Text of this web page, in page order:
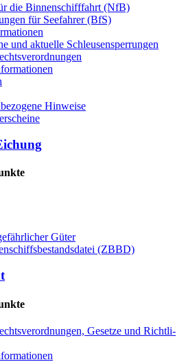
die Bin­nen­schiff­fahrt (NfB)
für See­fah­rer (BfS)
und aktuelle Schleusensperrungen
Hin­wei­se
Gü­ter
(ZBBD)
Ge­set­ze und Richt­li­